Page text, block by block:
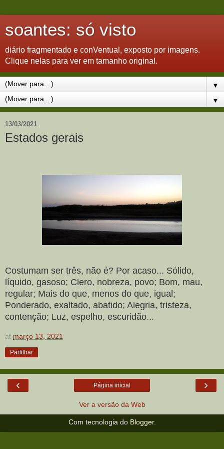
soantes: só visto
diário fragmentado e conVentual, exposto por imagens.
Clique nelas para ver em tamanho original.
▼
▼
13/03/2021
Estados gerais
Costumam ser três, não é? Por acaso... Sólido,
líquido, gasoso; Clero, nobreza, povo; Bom, mau,
regular; Mais do que, menos do que, igual;
Ponderado, exaltado, abatido; Alegria, tristeza,
contenção; Luz, espelho, escuridão...
at março 13, 2021
Partilhar
‹ ›
Página inicial
Ver a versão da Web
Com tecnologia do Blogger.